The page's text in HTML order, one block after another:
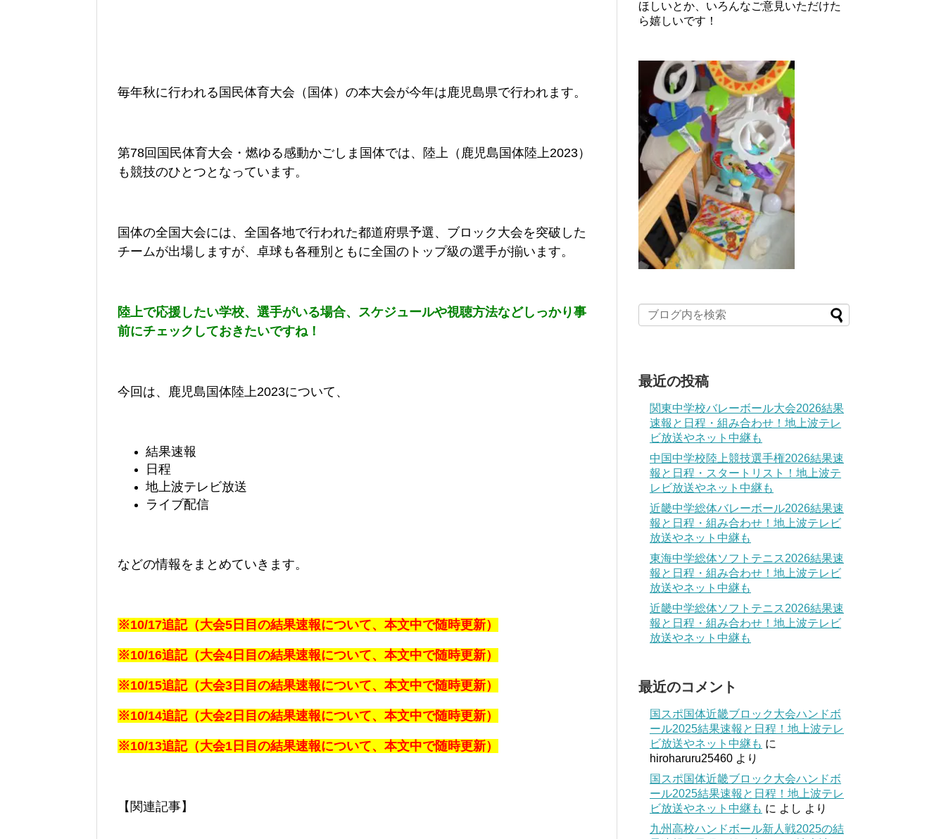
毎年秋に行われる国民体育大会（国体）の本大会が今年は鹿児島県で行われます。
第78回国民体育大会・燃ゆる感動かごしま国体では、陸上 （鹿児島国体陸上2023）
も競技のひとつとなっています。
国体の全国大会には、全国各地で行われた都道府県予選、ブロック大会を突破した
チームが出場しますが、卓球も各種別ともに全国のトップ級の選手が揃います。
陸上で応援したい学校、選手がいる場合、スケジュールや視聴方法などしっかり事
前にチェックしておきたいですね！
今回は、鹿児島国体陸上2023について、
結果速報
日程
地上波テレビ放送
ライブ配信
などの情報をまとめていきます。
※10/17追記（大会5日目の結果速報について、本文中で随時更新）
※10/16追記（大会4日目の結果速報について、本文中で随時更新）
※10/15追記（大会3日目の結果速報について、本文中で随時更新）
※10/14追記（大会2日目の結果速報について、本文中で随時更新）
※10/13追記（大会1日目の結果速報について、本文中で随時更新）
【関連記事】
ほしいとか、いろんなご意見いただけた
ら嬉しいです！
最近の投稿
関東中学校バレーボール大会2026結果
速報と日程・組み合わせ！地上波テレ
ビ放送やネット中継も
中国中学校陸上競技選手権2026結果速
報と日程・スタートリスト！地上波テ
レビ放送やネット中継も
近畿中学総体バレーボール2026結果速
報と日程・組み合わせ！地上波テレビ
放送やネット中継も
東海中学総体ソフトテニス2026結果速
報と日程・組み合わせ！地上波テレビ
放送やネット中継も
近畿中学総体ソフトテニス2026結果速
報と日程・組み合わせ！地上波テレビ
放送やネット中継も
最近のコメント
国スポ国体近畿ブロック大会ハンドボ
ール2025結果速報と日程！地上波テレ
ビ放送やネット中継も に
hiroharuru25460 より
国スポ国体近畿ブロック大会ハンドボ
ール2025結果速報と日程！地上波テレ
ビ放送やネット中継も に よし より
九州高校ハンドボール新人戦2025の結